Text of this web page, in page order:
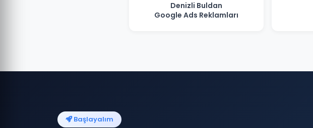
Denizli Buldan
Google Ads Reklamları
Başlayalım